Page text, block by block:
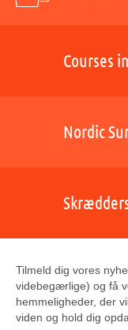
Courses
Nordic
Tilmeld dig vores
videbegærlige) og få
hemmeligheder, der
viden og hold dig